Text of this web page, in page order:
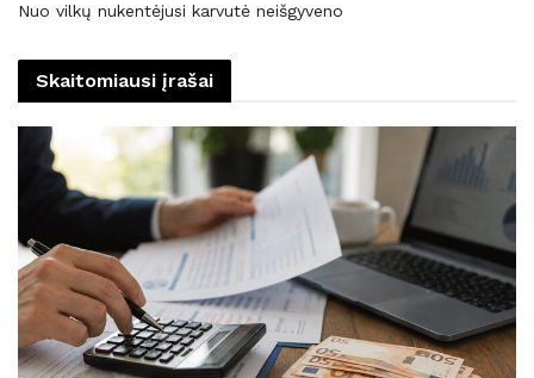
Nuo vilkų nukentėjusi karvutė neišgyveno
Skaitomiausi įrašai